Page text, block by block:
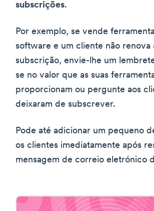
subscrições.
Por exemplo, se vende
software e um cliente não renova
subscrição, envie-lhe um
se no valor que as suas
proporcionam ou pergunte aos
deixaram de subscrever.
Pode até adicionar um pequeno
os clientes imediatamente após
mensagem de correio eletrónico